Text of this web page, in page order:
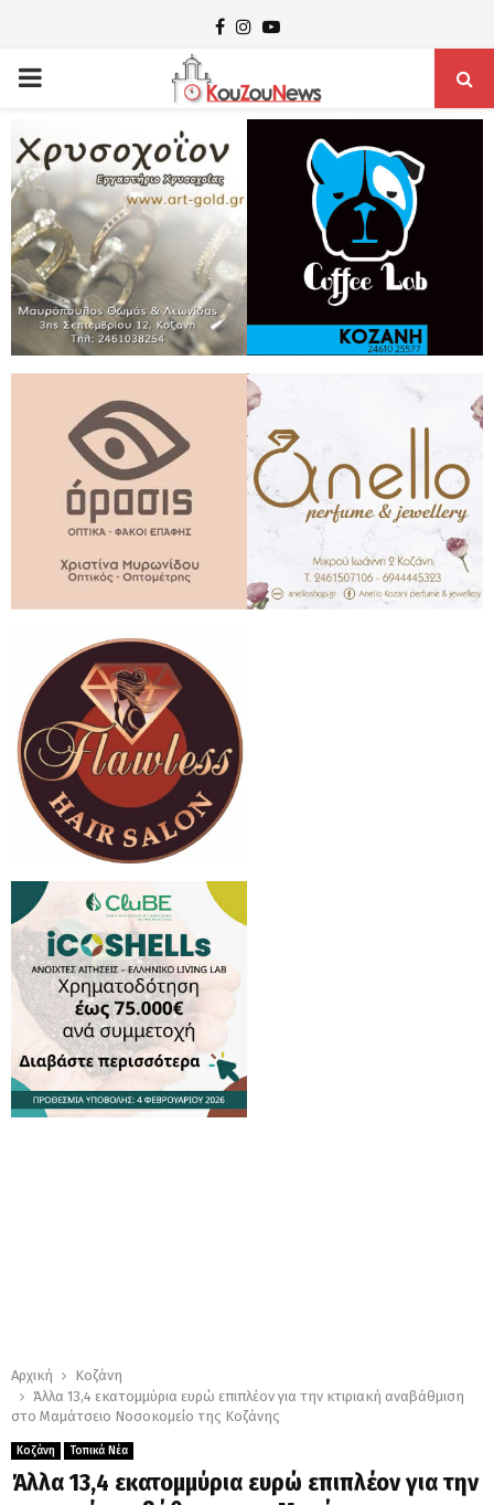
Facebook
Instagram
Youtube
PRIMARY
MENU
Αρχική
Κοζάνη
Άλλα 13,4 εκατομμύρια ευρώ επιπλέον για την κτιριακή αναβάθμιση
στο Μαμάτσειο Νοσοκομείο της Κοζάνης
Κοζάνη Τοπικά Νέα
Άλλα 13,4 εκατομμύρια ευρώ επιπλέον για την